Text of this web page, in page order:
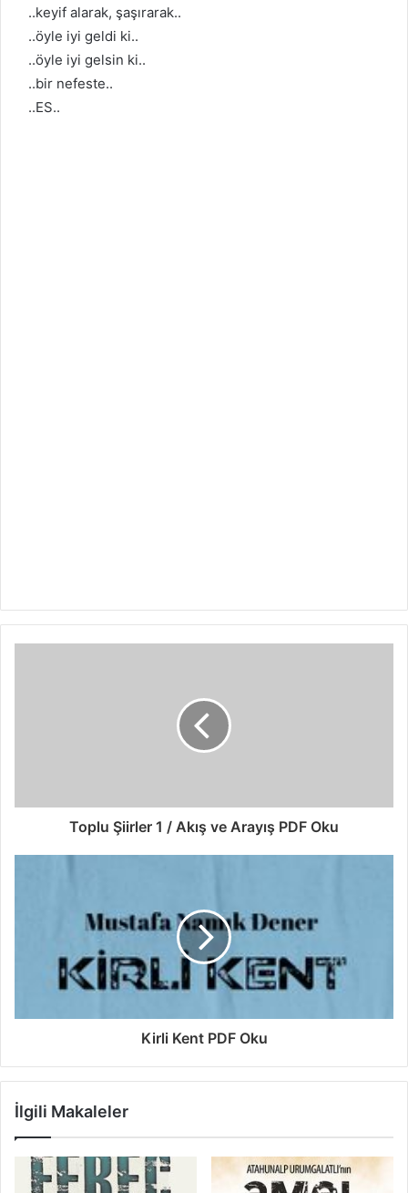
..keyif alarak, şaşırarak..
..öyle iyi geldi ki..
..öyle iyi gelsin ki..
..bir nefeste..
..ES..
Toplu Şiirler 1 / Akış ve Arayış PDF Oku
Kirli Kent PDF Oku
İlgili Makaleler